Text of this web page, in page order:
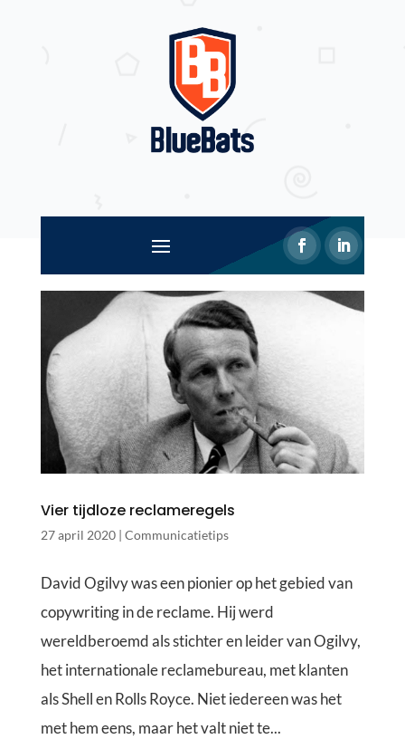
Vier tijdloze reclameregels
27 april 2020| Communicatietips
David Ogilvy was een pionier op het gebied van
copywriting in de reclame. Hij werd
wereldberoemd als stichter en leider van Ogilvy,
het internationale reclamebureau, met klanten
als Shell en Rolls Royce. Niet iedereen was het
met hem eens, maar het valt niet te...